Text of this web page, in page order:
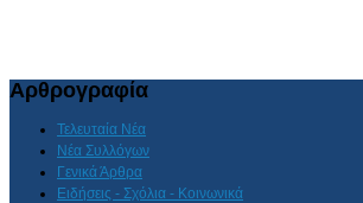
Αρθρογραφία
Τελευταία Νέα
Νέα Συλλόγων
Γενικά Άρθρα
Ειδήσεις - Σχόλια - Κοινωνικά